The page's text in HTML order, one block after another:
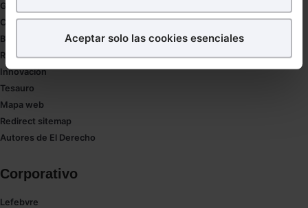
¿Qué puedes hacer?
en la web sea óptima
todas las cookies excepto aquellas imprescindibles.
También puedes
seleccionar solo aquellas que quieras permitir en tu
las que sean indispensables para la navegación.
Saber más acerca de las cookies
Aceptar solo las cookies esenciales
Gestión de despachos
Compliance
Buenas Prácticas Tributarias
RGPD
Innovación
Tesauro
Mapa web
Redirect sitemap
Autores de El Derecho
Corporativo
Lefebvre